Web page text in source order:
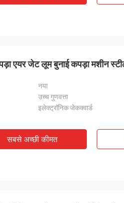
एयर जेट लूम बुनाई कपड़ा मशीन
नया
उच्च गुणवत्ता
इलेक्ट्रॉनिक जेकक्वार्ड
सबसे अच्छी कीमत